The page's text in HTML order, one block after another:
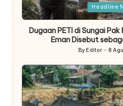
Posted
in
Headline
Dugaan PETI di Sungai
Eman Disebut
Posted
by
By Editor 8